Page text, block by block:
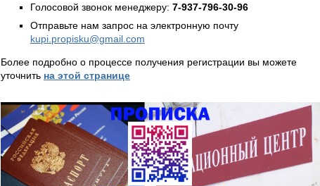
Голосовой звонок менеджеру: 7-937-796-30-96
Отправьте нам запрос на электронную почту
kupi.propisku@gmail.com
Более подробно о процессе получения регистрации вы можете
уточнить на этой странице